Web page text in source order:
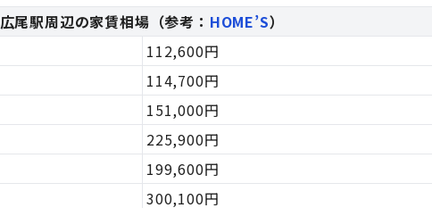
広尾駅周辺の家賃相場（参考： HOME’S）
112,600円
114,700円
151,000円
225,900円
199,600円
300,100円